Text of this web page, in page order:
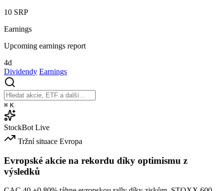
10 SRP
Earnings
Upcoming earnings report
4d
Dividendy Earnings
⌘ K
StockBot Live
Tržní situace Evropa
Evropské akcie na rekordu díky optimismu z
výsledků